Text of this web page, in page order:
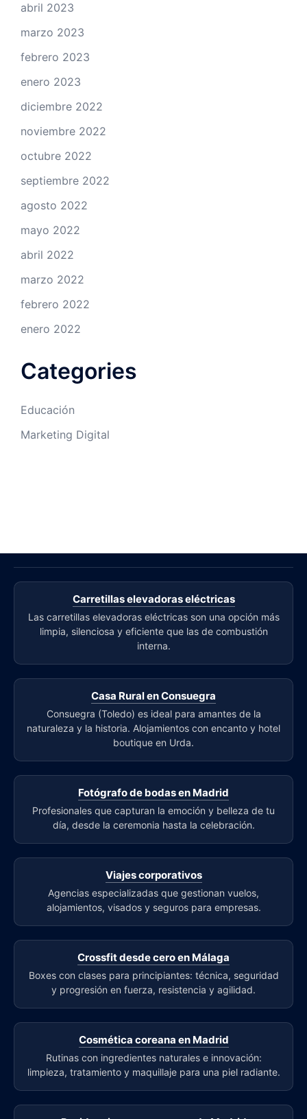
abril 2023
marzo 2023
febrero 2023
enero 2023
diciembre 2022
noviembre 2022
octubre 2022
septiembre 2022
agosto 2022
mayo 2022
abril 2022
marzo 2022
febrero 2022
enero 2022
Categories
Educación
Marketing Digital
Carretillas elevadoras eléctricas
Las carretillas elevadoras eléctricas son una opción más
limpia, silenciosa y eficiente que las de combustión
interna.
Casa Rural en Consuegra
Consuegra (Toledo) es ideal para amantes de la
naturaleza y la historia. Alojamientos con encanto y hotel
boutique en Urda.
Fotógrafo de bodas en Madrid
Profesionales que capturan la emoción y belleza de tu
día, desde la ceremonia hasta la celebración.
Viajes corporativos
Agencias especializadas que gestionan vuelos,
alojamientos, visados y seguros para empresas.
Crossfit desde cero en Málaga
Boxes con clases para principiantes: técnica, seguridad
y progresión en fuerza, resistencia y agilidad.
Cosmética coreana en Madrid
Rutinas con ingredientes naturales e innovación:
limpieza, tratamiento y maquillaje para una piel radiante.